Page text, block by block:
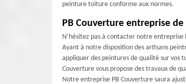
peinture toiture conforme aux normes.
PB Couverture entreprise
N’hésitez pas à contacter notre
Ayant à notre disposition des artisans
appliquer des peintures de qualité sur vos
Couverture vous propose des travaux de
Notre entreprise PB Couverture saura